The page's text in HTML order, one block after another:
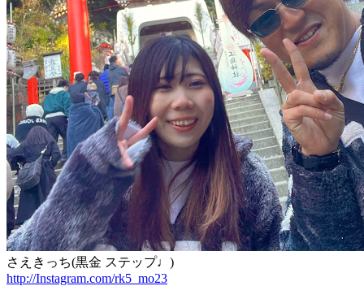
さえきっち(黒金 ステップ♩)
http://Instagram.com/rk5_mo23